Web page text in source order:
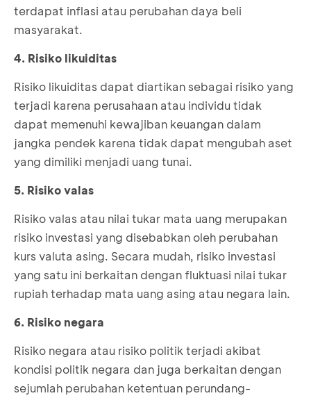
terdapat inflasi atau perubahan daya beli
masyarakat.
4. Risiko likuiditas
Risiko likuiditas dapat diartikan sebagai risiko yang
terjadi karena perusahaan atau individu tidak
dapat memenuhi kewajiban keuangan dalam
jangka pendek karena tidak dapat mengubah aset
yang dimiliki menjadi uang tunai.
5. Risiko valas
Risiko valas atau nilai tukar mata uang merupakan
risiko investasi yang disebabkan oleh perubahan
kurs valuta asing. Secara mudah, risiko investasi
yang satu ini berkaitan dengan fluktuasi nilai tukar
rupiah terhadap mata uang asing atau negara lain.
6. Risiko negara
Risiko negara atau risiko politik terjadi akibat
kondisi politik negara dan juga berkaitan dengan
sejumlah perubahan ketentuan perundang-